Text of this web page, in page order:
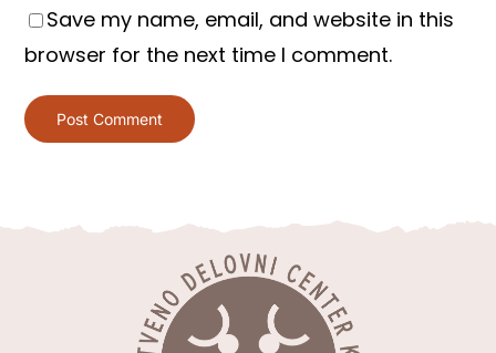
Save my name, email, and website in this
browser for the next time I comment.